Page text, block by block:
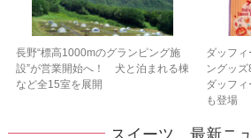
長野“標高1000mのグランピング施
設”が営業開始へ！ 犬と泊まれる棟
など全15室を展開
ダッフ
ングッ
ダッフ
も登場